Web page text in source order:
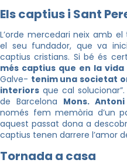
Els captius i Sant
L’orde mercedari neix amb
el seu fundador, que va
captius cristians. Si bé és
més captius que en la vida
Galve- tenim una societat
interiors que cal
de Barcelona Mons.
només fem memòria d’un
aquest passat dona a
captius tenen darrere l’amor
Tornada a casa